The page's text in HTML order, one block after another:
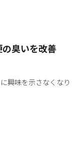
臭いを改善
興味を示さなくなり